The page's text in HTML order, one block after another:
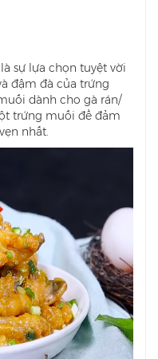
sự lựa chọn tuyệt vời
đậm đà của trứng
dành cho gà rán/
trứng muối để đảm
nhất.